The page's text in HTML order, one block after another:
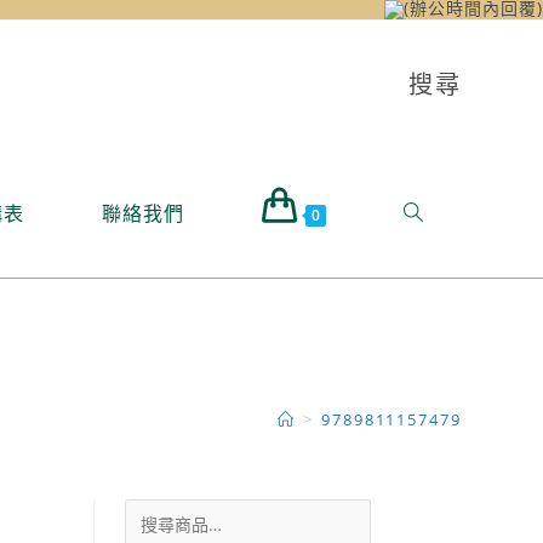
(辦公時間內回覆)
搜尋
聯絡我們 0
> 9789811157479